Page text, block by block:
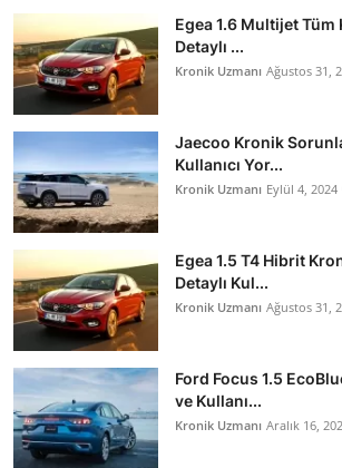
Egea 1.6 Multijet
Detaylı ...
Kronik Uzmanı Ağustos 31,
Jaecoo Kronik
Kullanıcı Yor...
Kronik Uzmanı Eylül 4, 2024
Egea 1.5 T4 Hibrit
Detaylı Kul...
Kronik Uzmanı Ağustos 31,
Ford Focus 1.5
ve Kullanı...
Kronik Uzmanı Aralık 16,